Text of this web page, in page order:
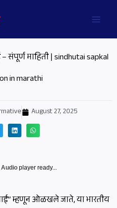
संपूर्ण माहिती | sindhutai sapkal
in marathi
August 27, 2025
player ready...
म्हणून ओळखले जाते, या भारतीय